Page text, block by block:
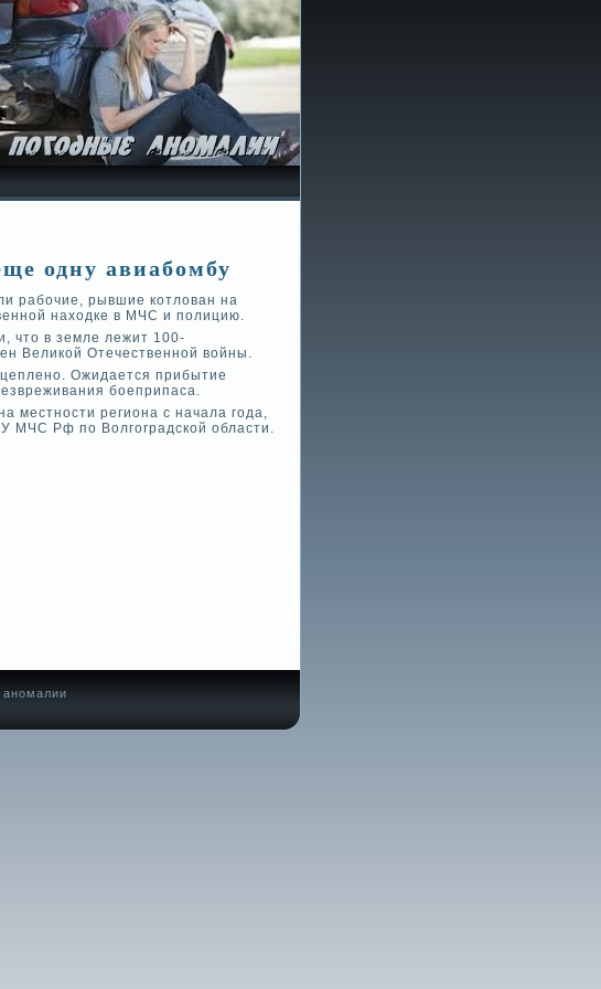
одну авиабомбу
рабочие, рывшие котлован на
находке в МЧС и полицию.
что в земле лежит 100-
Великой Отечестве­нной войны.
Ожидается прибытие
боеприпаса.
местности региона с начала года,
МЧС Рф по Волгоградской области.